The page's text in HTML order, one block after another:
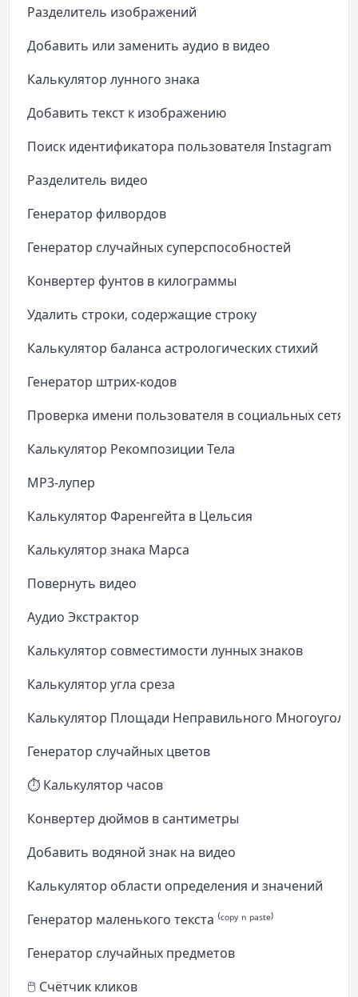
Разделитель изображений
Добавить или заменить аудио в видео
Калькулятор лунного знака
Добавить текст к изображению
Поиск идентификатора пользователя Instagram
Разделитель видео
Генератор филвордов
Генератор случайных суперспособностей
Конвертер фунтов в килограммы
Удалить строки, содержащие строку
Калькулятор баланса астрологических стихий
Генератор штрих-кодов
Проверка имени пользователя в социальных сетях
Калькулятор Рекомпозиции Тела
MP3-лупер
Калькулятор Фаренгейта в Цельсия
Калькулятор знака Марса
Повернуть видео
Аудио Экстрактор
Калькулятор совместимости лунных знаков
Калькулятор угла среза
Калькулятор Площади Неправильного
Генератор случайных цветов
⏱️ Калькулятор часов
Конвертер дюймов в сантиметры
Добавить водяной знак на видео
Калькулятор области определения и значений
Генератор маленького текста ⁽ᶜᵒᵖʸ ⁿ ᵖᵃˢᵗᵉ⁾
Генератор случайных предметов
🖱️ Счётчик кликов